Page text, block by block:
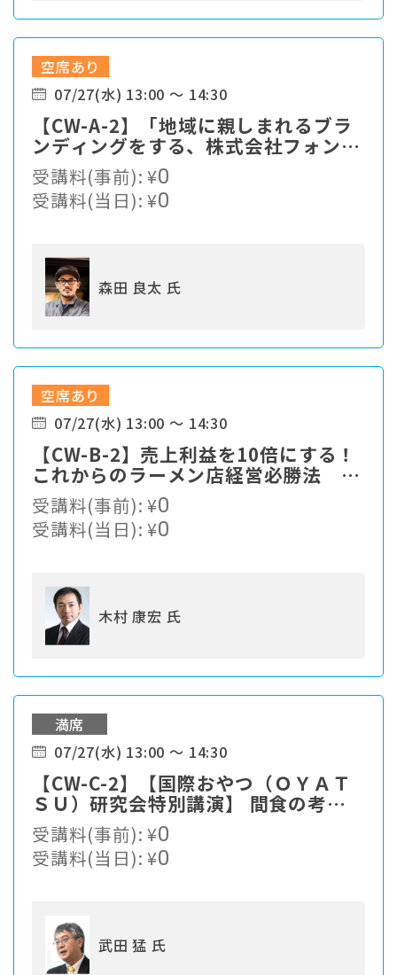
空席あり
07/27(水) 13:00 ～ 14:30
【CW-A-2】「地域に親しまれるブラ
ンディングをする、株式会社フォンス
のベーカリーの多店舗展開戦略とは」
受講料(事前):¥0
受講料(当日):¥0
森田 良太 氏
空席あり
07/27(水) 13:00 ～ 14:30
【CW-B-2】売上利益を10倍にする！
これからのラーメン店経営必勝法 ～
永続的発展のビジネス構築法
受講料(事前):¥0
受講料(当日):¥0
木村 康宏 氏
満席
07/27(水) 13:00 ～ 14:30
【CW-C-2】【国際おやつ（ＯＹＡＴ
ＳＵ）研究会特別講演】 間食の考え
方が変わる！健康維持できるＯＹＡＴ
ＳＵとは
受講料(事前):¥0
受講料(当日):¥0
武田 猛 氏